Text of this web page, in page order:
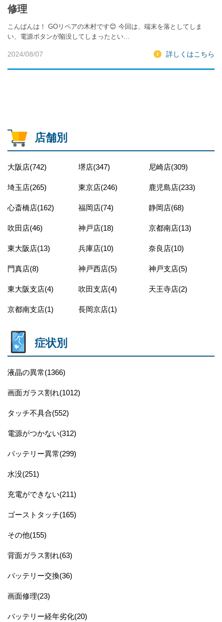
修理
こんばんは！ GOリペアの木村です😊 今回は、端末を落としてしま
い、電源ボタンが陥没してしまったとい…
2024/08/07 詳しくはこちら
店舗別
大阪店(742) 堺店(347) 尼崎店(309)
埼玉店(265) 東京店(246) 鹿児島店(233)
心斎橋店(162) 福岡店(74) 静岡店(68)
吹田店(46) 神戸店(18) 京都南店(13)
東大阪店(13) 兵庫店(10) 奈良店(10)
門真店(8) 神戸西店(5) 神戸支店(5)
東大阪支店(4) 吹田支店(4) 天王寺店(2)
京都南支店(1) 長岡京店(1)
症状別
液晶の異常(1366)
画面ガラス割れ(1012)
タッチ不具合(552)
電源がつかない(312)
バッテリー異常(299)
水没(251)
充電ができない(211)
ゴーストタッチ(165)
その他(155)
背面ガラス割れ(63)
バッテリー交換(36)
画面修理(23)
バッテリー経年劣化(20)